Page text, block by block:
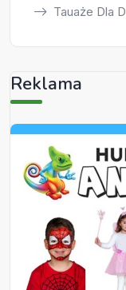
Tauaże Dla
Reklama